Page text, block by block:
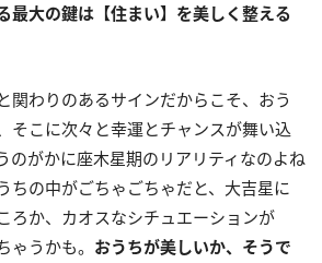
最大の鍵は【住まい】を美しく整える
関わりのあるサインだからこそ、おう
そこに次々と幸運とチャンスが舞い込
のがかに座木星期のリアリティなのよね
の中がごちゃごちゃだと、大吉星に
ろか、カオスなシチュエーションが
うかも。 おうちが美しいか、そうで